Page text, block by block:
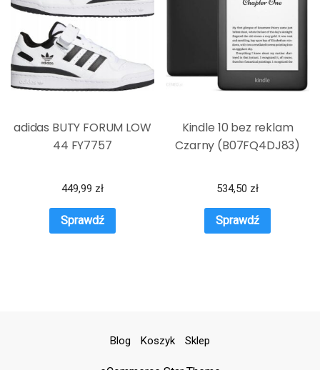
adidas BUTY FORUM LOW
44 FY7757
449,99 zł
Sprawdź
Kindle 10 bez reklam
Czarny (B07FQ4DJ83)
534,50 zł
Sprawdź
Blog Koszyk Sklep